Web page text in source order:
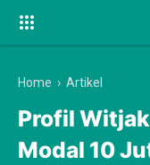
Home › Artikel
Profil
Modal 10